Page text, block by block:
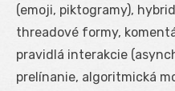
(emoji, piktogramy),
threadové formy,
pravidlá interakcie
prelínanie, algoritmická